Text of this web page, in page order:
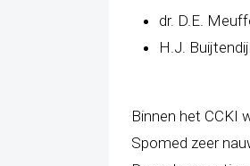
dr. D.E.
H.J.
Binnen het CCKI
Spomed zeer